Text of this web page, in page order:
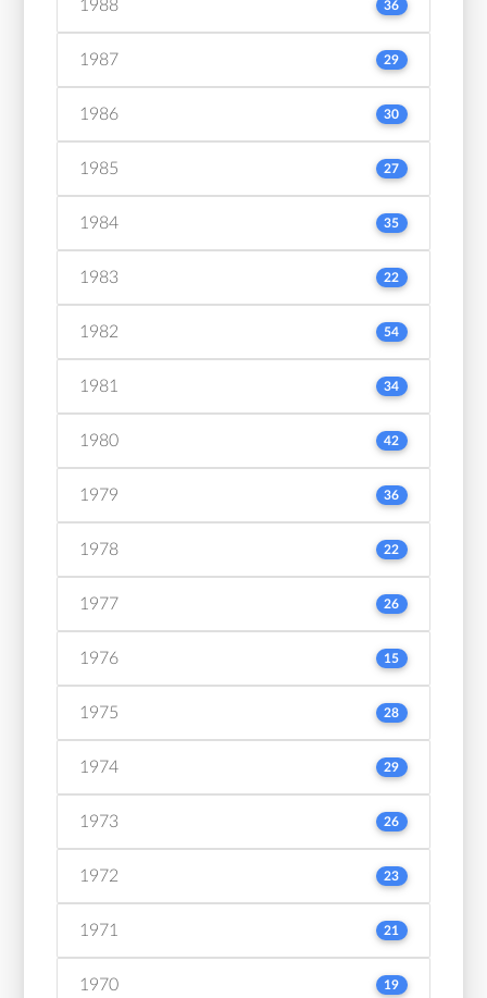
1988 36
1987 29
1986 30
1985 27
1984 35
1983 22
1982 54
1981 34
1980 42
1979 36
1978 22
1977 26
1976 15
1975 28
1974 29
1973 26
1972 23
1971 21
1970 19